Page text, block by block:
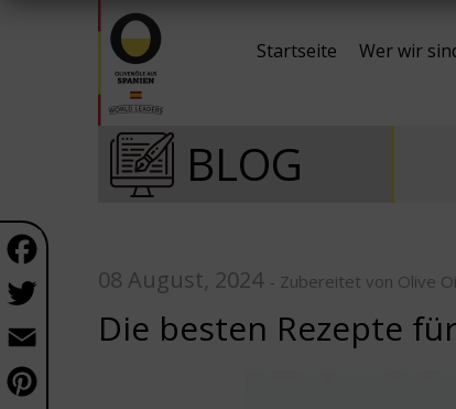
Startseite Wer wir
Facebook
Twitter
Email
BLOG
08 August, 2024 - Zubereitet von Olive
Die besten Rezepte